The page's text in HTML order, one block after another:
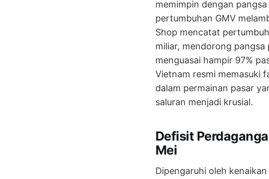
memimpin dengan
pertumbuhan GMV
Shop mencatat
miliar, mendorong
menguasai hampir 97%
Vietnam resmi memasuki
dalam permainan pasar
saluran menjadi krusial.
Defisit
Mei
Dipengaruhi oleh